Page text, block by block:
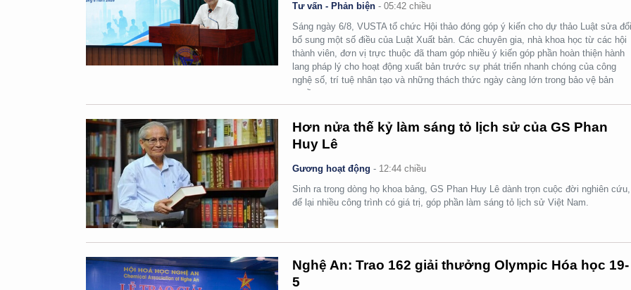
Tư vấn - Phản biện -05:42 chiều
Sáng ngày 6/8, VUSTA tổ chức Hội thảo đóng góp ý kiến cho dự thảo Luật sửa
bổ sung một số điều của Luật Xuất bản. Các chuyên gia, nhà khoa học từ các hội
thành viên, đơn vị trực thuộc đã tham góp nhiều ý kiến góp phần hoàn thiện hành
lang pháp lý cho hoạt động xuất bản trước sự phát triển nhanh chóng của công
nghệ số, trí tuệ nhân tạo và những thách thức ngày càng lớn trong bảo vệ bản
quyền.
Hơn nửa thế kỷ làm sáng tỏ lịch sử của GS Phan
Huy Lê
Gương hoạt động - 12:44 chiều
Sinh ra trong dòng họ khoa bảng, GS Phan Huy Lê dành trọn cuộc đời nghiên cứu,
để lại nhiều công trình có giá trị, góp phần làm sáng tỏ lịch sử Việt Nam.
Nghệ An: Trao 162 giải thưởng Olympic Hóa học 19-
5